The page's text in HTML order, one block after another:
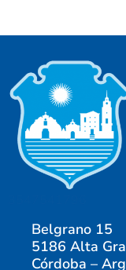
Belgrano 15
5186 Alta
Córdoba –